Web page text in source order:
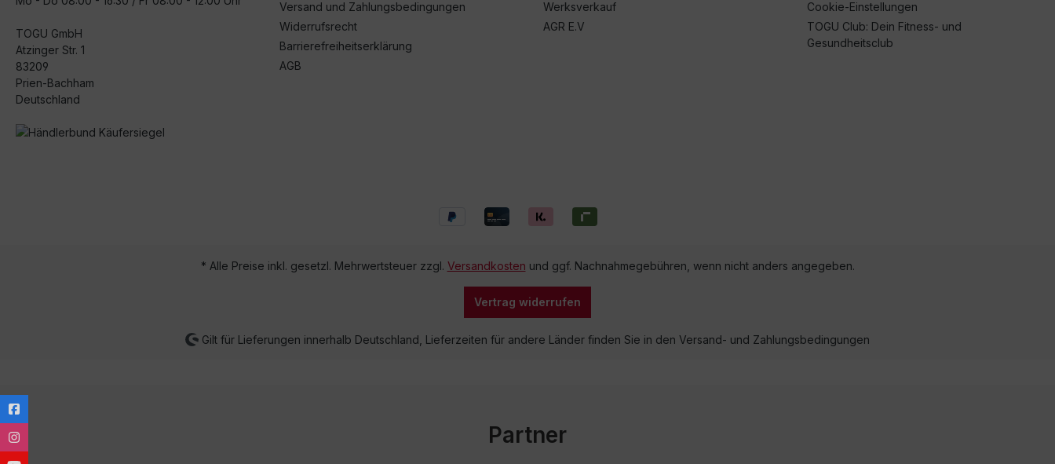
TOGU GmbH
Atzinger Str. 1
83209
Prien-Bachham
Deutschland
Versand und Zahlungsbedingungen
Widerrufsrecht
Barrierefreiheitserklärung
AGB
Werksverkauf
AGR E.V
Cookie-Einstellungen
TOGU Club: Dein Fitness- und
Gesundheitsclub
* Alle Preise inkl. gesetzl. Mehrwertsteuer zzgl. Versandkosten und ggf. Nachnahmegebühren, wenn nicht anders angegeben.
Vertrag widerrufen
Gilt für Lieferungen innerhalb Deutschland, Lieferzeiten für andere Länder finden Sie in den Versand- und Zahlungsbedingungen
Partner